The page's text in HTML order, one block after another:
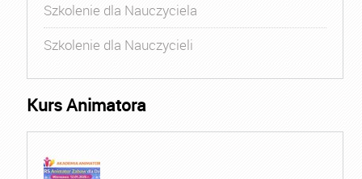
Szkolenie dla Nauczyciela
Szkolenie dla Nauczycieli
Kurs Animatora